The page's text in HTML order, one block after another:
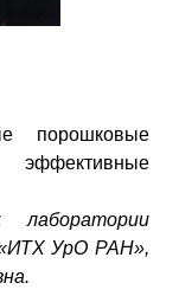
порошковые
лаборатории
УрО РАН»,
.